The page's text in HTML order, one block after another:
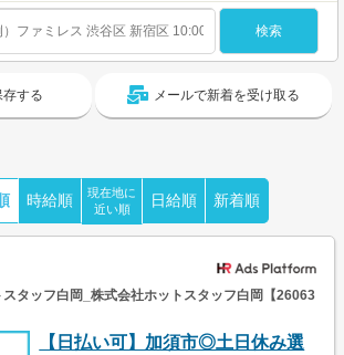
存する メールで新着を受け取る
時給順
現在地に
近い順
日給順 新着順
タッフ白岡_株式会社ホットスタッフ白岡【26063
【日払い可】加須市◎土日休み選